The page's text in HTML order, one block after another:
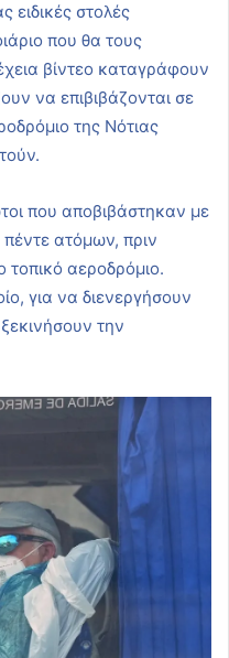
στολές
που θα τους
βίντεο καταγράφουν
να επιβιβάζονται σε
της Νότιας
που αποβιβάστηκαν με
ατόμων, πριν
αεροδρόμιο.
για να διενεργήσουν
την